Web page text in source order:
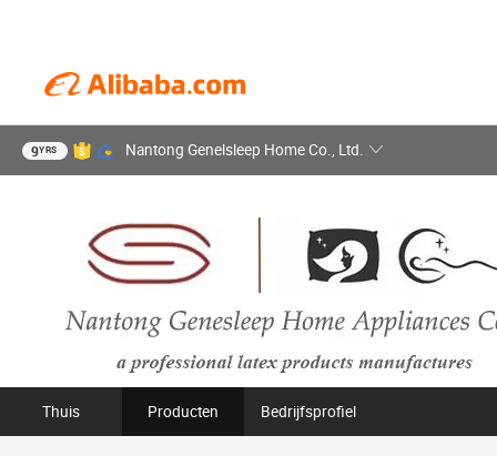
9YRS Nantong Genelsleep Home Co., Ltd.
Thuis Producten Bedrijfsprofiel